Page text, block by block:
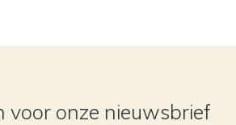
voor onze nieuwsbrief